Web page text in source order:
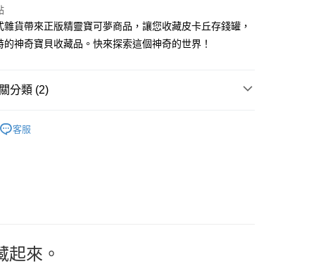
小企業銀行
台灣）商業銀行
華泰商業銀行
業銀行
遠東國際商業銀行
際商業銀行
天信用卡公司
，滿NT$999(含以上)免運費
雜貨帶來正版精靈寶可夢商品，讓您收藏皮卡丘存錢罐，
的神奇寶貝收藏品。快來探索這個神奇的世界！
分類 (2)
客服
起來。